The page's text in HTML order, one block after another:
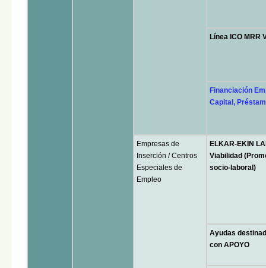
Línea ICO MRR
Financiación
Capital,
Empresas de
Inserción / Centros
Especiales de
Empleo
ELKAR-EKIN
Viabilidad
socio-laboral)
Ayudas
con APOYO